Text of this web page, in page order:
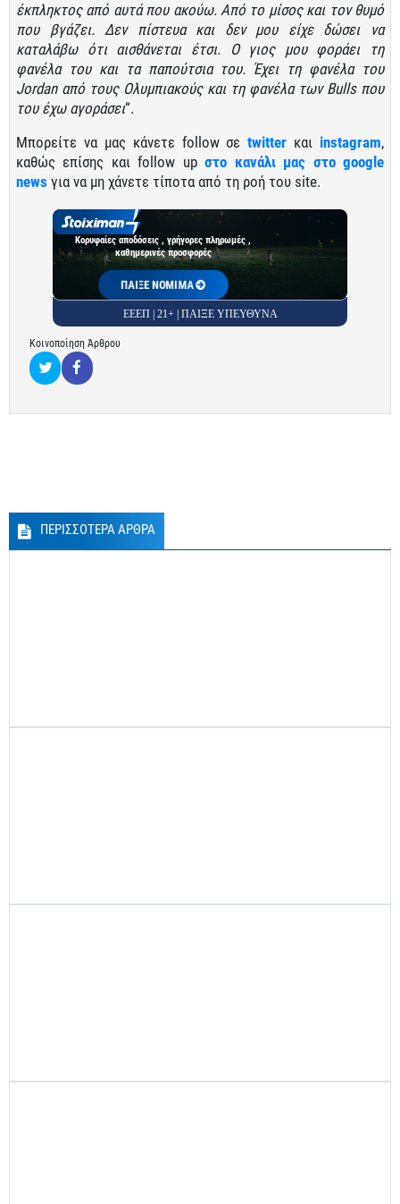
έκπληκτος από αυτά που ακούω. Από το μίσος και τον θυμό
που βγάζει. Δεν πίστευα και δεν μου είχε δώσει να
καταλάβω ότι αισθάνεται έτσι. Ο γιος μου φοράει τη
φανέλα του και τα παπούτσια του. Έχει τη φανέλα του
Jordan από τους Ολυμπιακούς και τη φανέλα των Bulls που
του έχω αγοράσει“.
Μπορείτε να μας κάνετε follow σεtwitter και instagram,
καθώς επίσης και follow upστο κανάλι μας στο google
news για να μη χάνετε τίποτα από τη ροή του site.
Κορυφαίες αποδόσεις , γρήγορες πληρωμές ,
καθημερινές προσφορές
ΠΑΙΞΕ ΝΟΜΙΜΑ
ΕΕΕΠ | 21+ | ΠΑΙΞΕ ΥΠΕΥΘΥΝΑ
Κοινοποίηση Άρθρου
ΠΕΡΙΣΣΟΤΕΡΑ ΑΡΘΡΑ